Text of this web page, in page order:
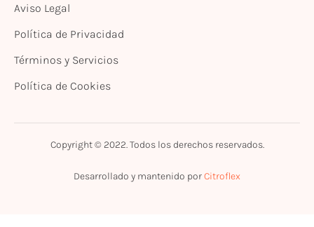
Aviso Legal
Política de Privacidad
Términos y Servicios
Política de Cookies
Copyright © 2022. Todos los derechos reservados.
Desarrollado y mantenido porCitroflex